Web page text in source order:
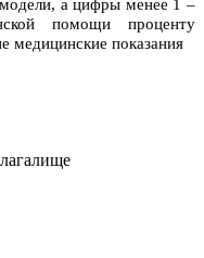
а цифры менее 1 –
помощи проценту
медицинские показания